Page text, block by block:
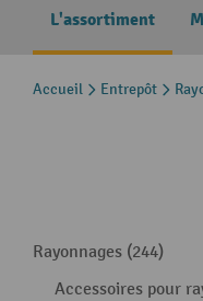
L'assortiment
Accueil Entrepôt
Rayonnages (244)
Accessoires pour